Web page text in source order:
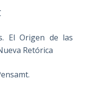
El Origen de las
Retórica